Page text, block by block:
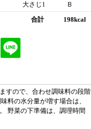
大さじ1 Ｂ
合計 198kcal
すので、合わせ調味料の段階
料の水分量が増す場合は、
野菜の下準備は、調理時間